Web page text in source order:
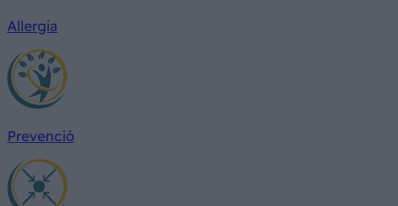
Allergia
Prevenció